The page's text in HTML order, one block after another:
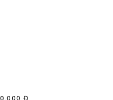
Đ